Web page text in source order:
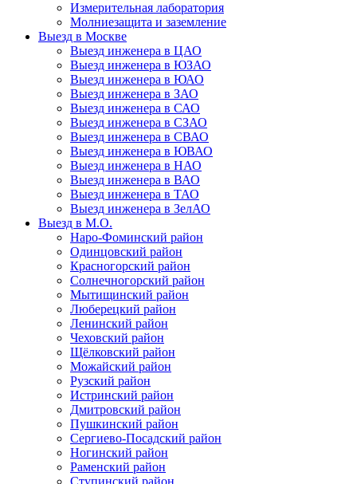
Измерительная лаборатория
Молниезащита и заземление
Выезд в Москве
Выезд инженера в ЦАО
Выезд инженера в ЮЗАО
Выезд инженера в ЮАО
Выезд инженера в ЗАО
Выезд инженера в САО
Выезд инженера в СЗАО
Выезд инженера в СВАО
Выезд инженера в ЮВАО
Выезд инженера в НАО
Выезд инженера в ВАО
Выезд инженера в ТАО
Выезд инженера в ЗелАО
Выезд в М.О.
Наро-Фоминский район
Одинцовский район
Красногорский район
Солнечногорский район
Мытищинский район
Люберецкий район
Ленинский район
Чеховский район
Щёлковский район
Можайский район
Рузский район
Истринский район
Дмитровский район
Пушкинский район
Сергиево-Посадский район
Ногинский район
Раменский район